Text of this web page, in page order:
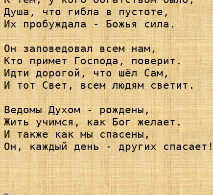
Душа, что гибла в пустоте,
Их пробуждала - Божья сила.
Он заповедовал всем нам,
Кто примет Господа, поверит.
Идти дорогой, что шёл Сам,
И тот Свет, всем людям светит.
Ведомы Духом - рождены,
Жить учимся, как Бог желает.
И также как мы спасены,
Он, каждый день - других спасает!